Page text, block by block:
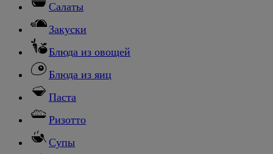
Салаты
Закуски
Блюда из овощей
Блюда из яиц
Паста
Ризотто
Супы